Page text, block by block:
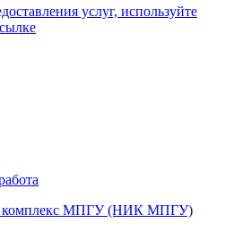
услуг, используйте
комплекс МПГУ (НИК МПГУ)